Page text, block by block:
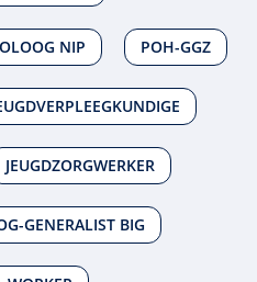
NIP POH-GGZ
JEUGDZORGWERKER
GENERALIST BIG